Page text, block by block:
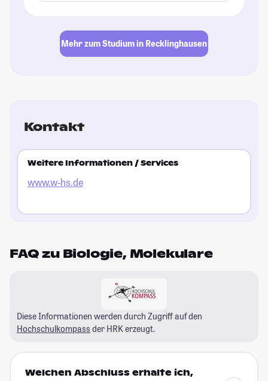
Mehr zum Studium in Recklinghausen
Kontakt
Weitere Informationen / Services
www.w-hs.de
FAQ zu Biologie, Molekulare
Diese Informationen werden durch Zugriff auf den
Hochschulkompass der HRK erzeugt.
Welchen Abschluss erhalte ich,